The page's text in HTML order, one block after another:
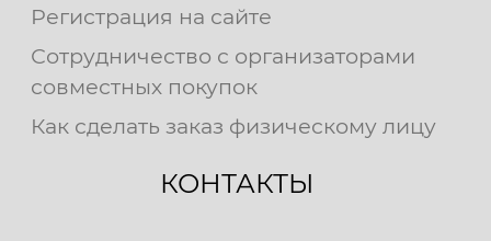
Регистрация на сайте
Сотрудничество с организаторами
совместных покупок
Как сделать заказ физическому лицу
КОНТАКТЫ